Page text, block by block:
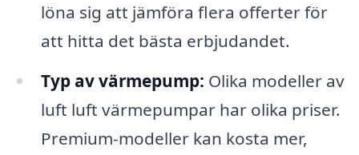
löna sig att jämföra flera offerter för
att hitta det bästa erbjudandet.
Typ av värmepump: Olika modeller av
luft luft värmepumpar har olika priser.
Premium-modeller kan kosta mer,